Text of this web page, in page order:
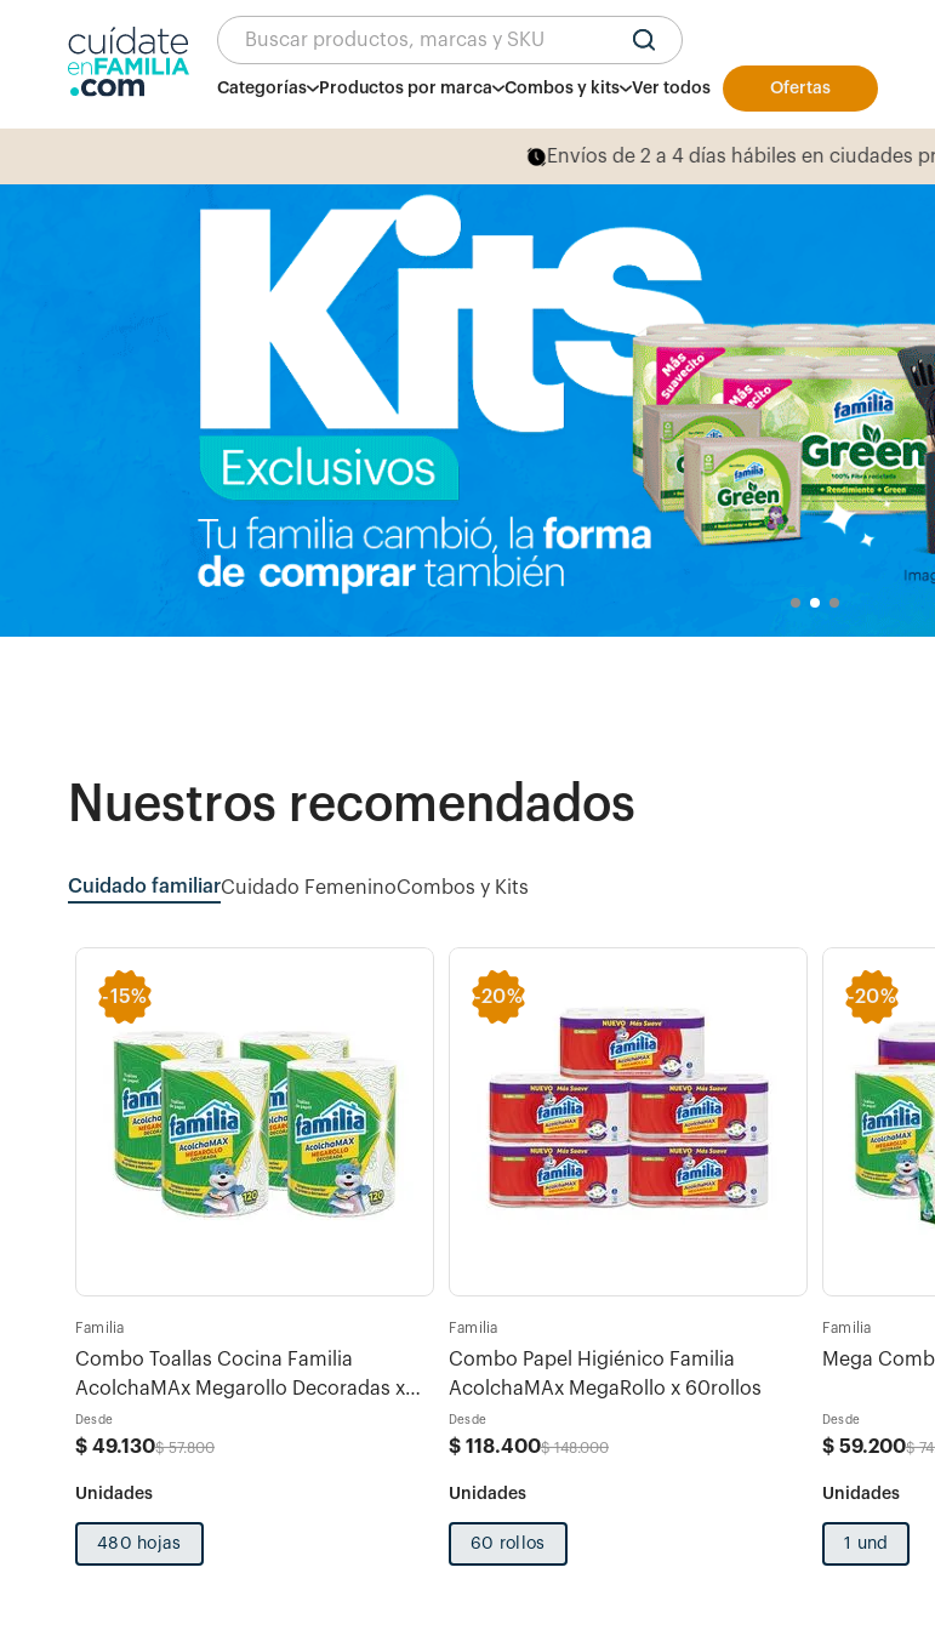
Buscar productos, marcas y SKU
Categorías Productos por marca Combos y kits Ver todos Ofertas
Productos y
Nuestros recomendados
Cuidado familiarCuidado FemeninoCombos y Kits
-15%
Familia
Combo Toallas Cocina Familia
AcolchaMAx Megarollo Decoradas x
480hojas (120 hojas c/u)
Desde
$ 49.130$ 57.800
480 hojas
-20%
Familia
Combo Papel Higiénico Familia
AcolchaMAx MegaRollo x 60rollos
Desde
$ 118.400$ 148.000
60 rollos
-20%
Familia
Mega
Desde
$ 59.200$ 74
1 und